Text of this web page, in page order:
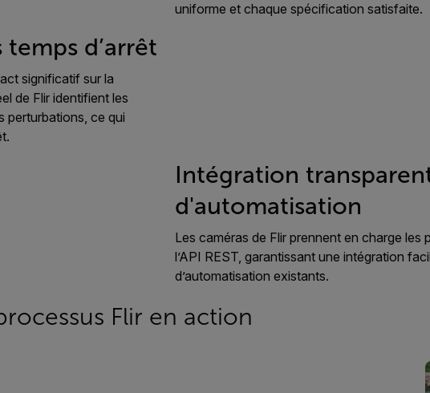
uniforme et chaque spécification satisfaite.
d’arrêt
significatif sur la
de Flir identifient les
perturbations, ce qui
Intégration
d'automatisation
Les caméras de Flir prennent en charge
l’API REST, garantissant une intégration
d’automatisation existants.
Flir en action